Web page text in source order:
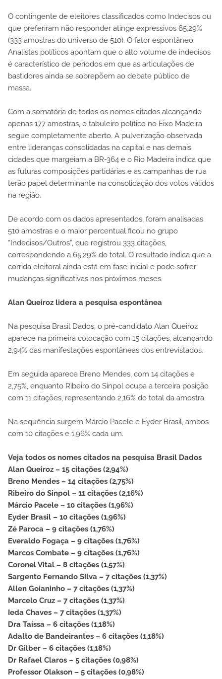
O contingente de eleitores classificados como Indecisos ou
que preferiram não responder atinge expressivos 65,29%
(333 amostras do universo de 510). O fator espontâneo:
Analistas políticos apontam que o alto volume de indecisos
é característico de períodos em que as articulações de
bastidores ainda se sobrepõem ao debate público de
massa.
Com a somatória de todos os nomes citados alcançando
apenas 177 amostras, o tabuleiro político no Eixo Madeira
segue completamente aberto. A pulverização observada
entre lideranças consolidadas na capital e nas demais
cidades que margeiam a BR-364 e o Rio Madeira indica que
as futuras composições partidárias e as campanhas de rua
terão papel determinante na consolidação dos votos válidos
na região.
De acordo com os dados apresentados, foram analisadas
510 amostras e o maior percentual ficou no grupo
“Indecisos/Outros”, que registrou 333 citações,
correspondendo a 65,29% do total. O resultado indica que a
corrida eleitoral ainda está em fase inicial e pode sofrer
mudanças significativas nos próximos meses.
Alan Queiroz lidera a pesquisa espontânea
Na pesquisa Brasil Dados, o pré-candidato Alan Queiroz
aparece na primeira colocação com 15 citações, alcançando
2,94% das manifestações espontâneas dos entrevistados.
Em seguida aparece Breno Mendes, com 14 citações e
2,75%, enquanto Ribeiro do Sinpol ocupa a terceira posição
com 11 citações, representando 2,16% do total da amostra.
Na sequência surgem Márcio Pacele e Eyder Brasil, ambos
com 10 citações e 1,96% cada um.
Veja todos os nomes citados na pesquisa Brasil Dados
Alan Queiroz – 15 citações (2,94%)
Breno Mendes – 14 citações (2,75%)
Ribeiro do Sinpol – 11 citações (2,16%)
Márcio Pacele – 10 citações (1,96%)
Eyder Brasil – 10 citações (1,96%)
Zé Paroca – 9 citações (1,76%)
Everaldo Fogaça – 9 citações (1,76%)
Marcos Combate – 9 citações (1,76%)
Coronel Vital – 8 citações (1,57%)
Sargento Fernando Silva – 7 citações (1,37%)
Allen Goianinho – 7 citações (1,37%)
Marcelo Cruz – 7 citações (1,37%)
Ieda Chaves – 7 citações (1,37%)
Dra Taíssa – 6 citações (1,18%)
Adalto de Bandeirantes – 6 citações (1,18%)
Dr Gilber – 6 citações (1,18%)
Dr Rafael Claros – 5 citações (0,98%)
Professor Olakson – 5 citações (0,98%)